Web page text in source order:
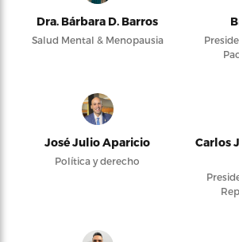
Dra. Bárbara D. Barros
Salud Mental & Menopausia
José Julio Aparicio
Política y derecho
Carlos